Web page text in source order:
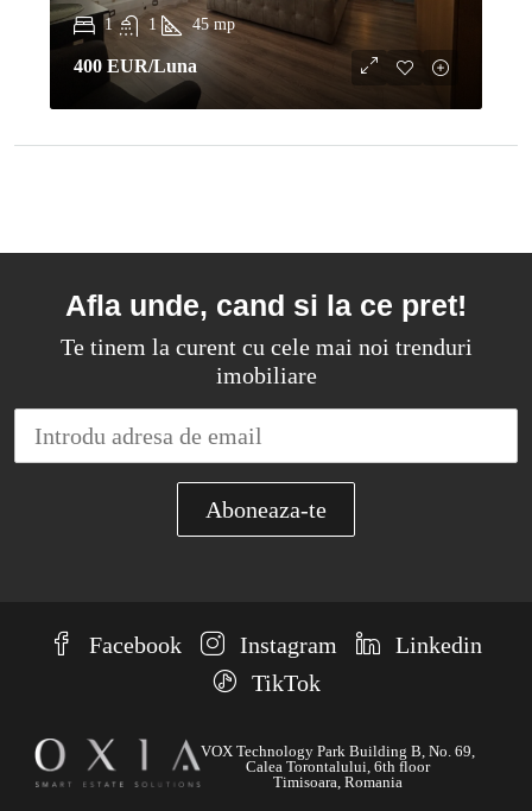
1 1 45 mp
400 EUR/Luna
Afla unde, cand si la ce pret!
Te tinem la curent cu cele mai noi trenduri
imobiliare
Facebook Instagram
Linkedin
TikTok
VOX Technology Park Building B, No. 69,
Calea Torontalului, 6th floor
Timisoara, Romania